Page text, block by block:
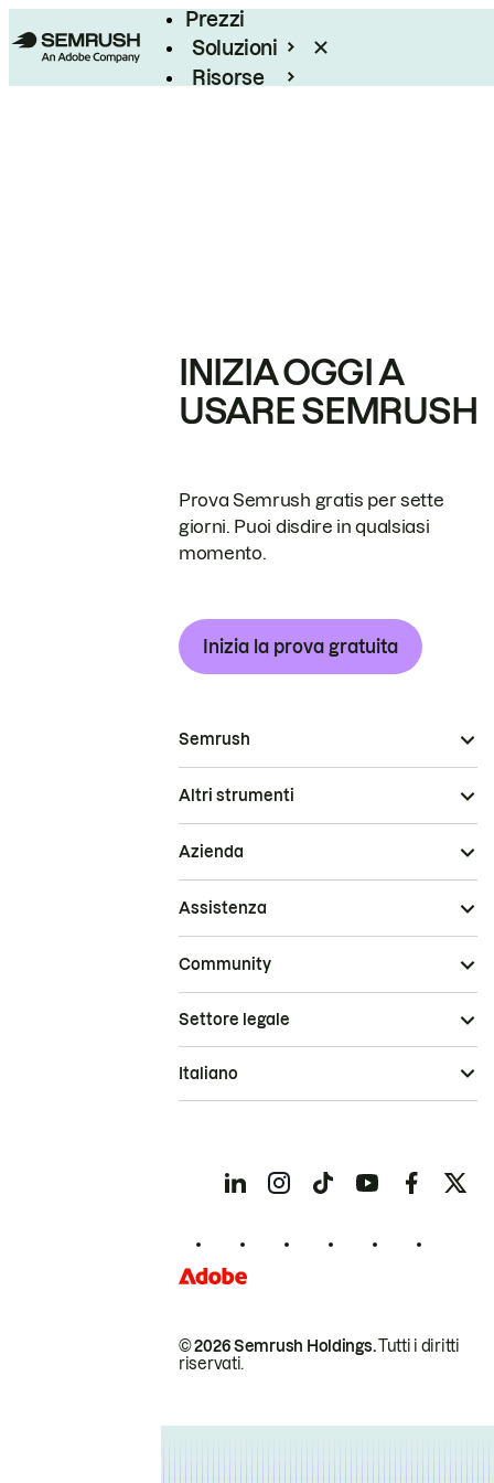
Prezzi
Soluzioni
Risorse
INIZIA OGGI A
USARE SEMRUSH
Prova Semrush gratis per sette
giorni. Puoi disdire in qualsiasi
momento.
Inizia la prova gratuita
Semrush
Altri strumenti
Azienda
Assistenza
Community
© 2026 Semrush Holdings.Tutti i diritti
riservati.
Settore legale
Italiano